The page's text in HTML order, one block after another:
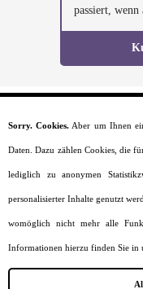
passiert,
Sorry. Cookies. Aber um Ihnen
Daten. Dazu zählen Cookies, die
lediglich zu anonymen
personalisierter Inhalte genutzt
womöglich nicht mehr alle
Informationen hierzu finden Sie in